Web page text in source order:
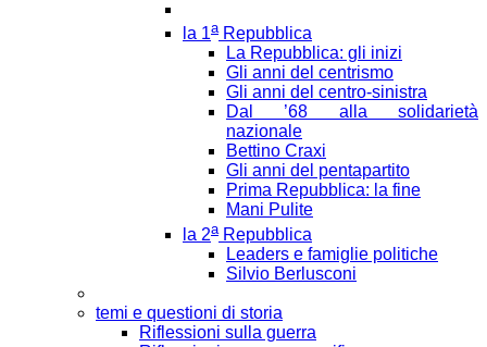
la 1aRepubblica
La Repubblica: gli inizi
Gli anni del centrismo
Gli anni del centro-sinistra
Dal ’68 alla solidarietà
nazionale
Bettino Craxi
Gli anni del pentapartito
Prima Repubblica: la fine
Mani Pulite
la 2aRepubblica
Leaders e famiglie politiche
Silvio Berlusconi
temi e questioni di storia
Riflessioni sulla guerra